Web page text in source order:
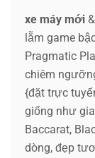
xe máy mới
lẵm game
Pragmatic
chiêm
{đặt trực
giống như
Baccarat,
dòng, đẹp